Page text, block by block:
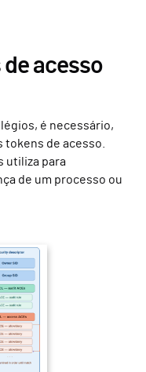
de acesso
é necessário,
de acesso.
utiliza para
de um processo ou